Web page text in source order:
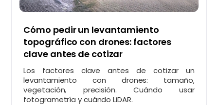
Cómo pedir un levantamiento
topográfico con drones: factores
clave antes de cotizar
Los factores clave antes de cotizar un
levantamiento con drones: tamaño,
vegetación, precisión. Cuándo usar
fotogrametría y cuándo LiDAR.